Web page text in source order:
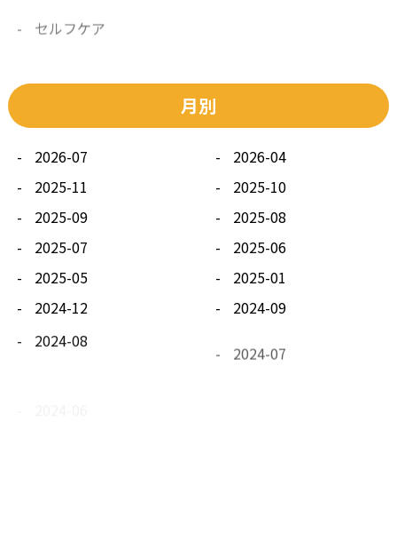
その他
月別
2026-07
2026-04
2025-11
2025-10
2025-09
2025-08
2025-07
2025-06
2025-05
2025-01
2024-12
2024-09
2024-08